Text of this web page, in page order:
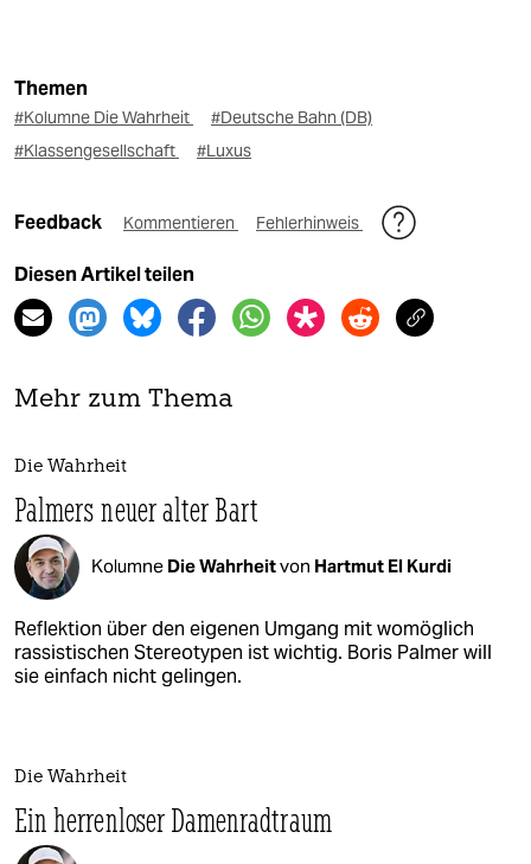
Themen
#Kolumne Die Wahrheit
#Deutsche Bahn (DB)
#Klassengesellschaft
#Luxus
Feedback Kommentieren Fehlerhinweis
Diesen Artikel teilen
Mehr zum Thema
Die Wahrheit
Palmers neuer alter Bart
Kolumne Die Wahrheitvon Hartmut El Kurdi
Reflektion über den eigenen Umgang mit womöglich
rassistischen Stereotypen ist wichtig. Boris Palmer will
sie einfach nicht gelingen.
Die Wahrheit
Ein herrenloser Damenradtraum